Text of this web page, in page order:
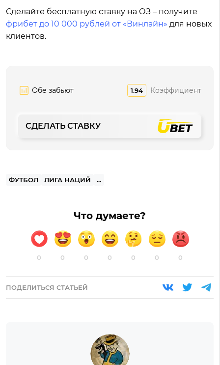
Сделайте бесплатную ставку на ОЗ – получите
фрибет до 10 000 рублей от «Винлайн» для новых
клиентов.
Обе забьют 1.94 Коэффициент
СДЕЛАТЬ СТАВКУ
ФУТБОЛ ЛИГА НАЦИЙ ...
Что думаете?
0 0 0 0 0 0 0
ПОДЕЛИТЬСЯ СТАТЬЕЙ